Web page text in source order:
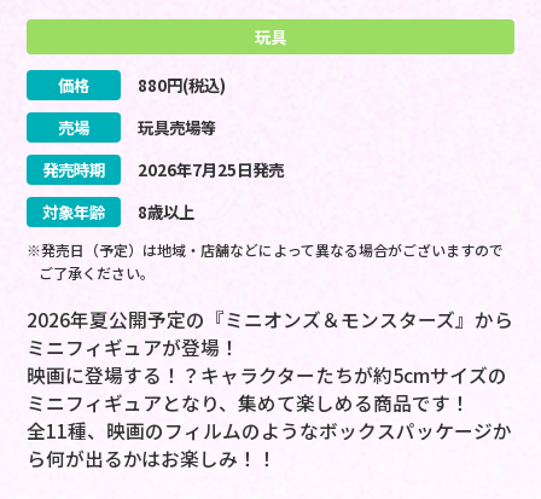
玩具
価格 880円(税込)
売場
玩具売場等
発売時期
2026年7月25日発売
対象年齢
8歳以上
※発売日（予定）は地域・店舗などによって異なる場合がございますので
ご了承ください。
2026年夏公開予定の『ミニオンズ＆モンスターズ』から
ミニフィギュアが登場！
映画に登場する！？キャラクターたちが約5cmサイズの
ミニフィギュアとなり、集めて楽しめる商品です！
全11種、映画のフィルムのようなボックスパッケージか
ら何が出るかはお楽しみ！！